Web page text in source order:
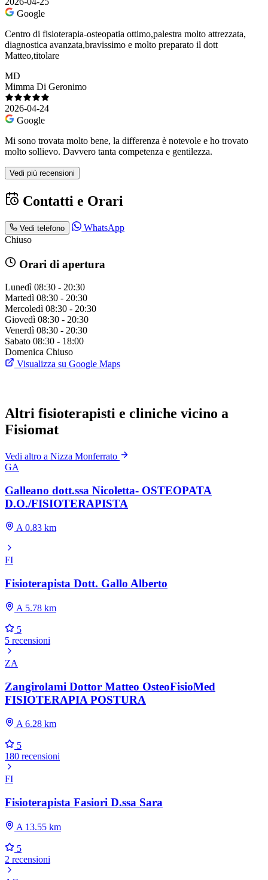
Google
Centro di fisioterapia-osteopatia ottimo,palestra molto attrezzata,
diagnostica avanzata,bravissimo e molto preparato il dott
Matteo,titolare
MD
Mimma Di Geronimo
2026-04-24
Google
Mi sono trovata molto bene, la differenza è notevole e ho trovato
molto sollievo. Davvero tanta competenza e gentilezza.
Vedi più recensioni
Contatti e Orari
Vedi telefono
WhatsApp
Chiuso
Orari di apertura
Lunedì 08:30 - 20:30
Martedì 08:30 - 20:30
Mercoledì 08:30 - 20:30
Giovedì 08:30 - 20:30
Venerdì 08:30 - 20:30
Sabato 08:30 - 18:00
Domenica Chiuso
Visualizza su Google Maps
Altri fisioterapisti e cliniche vicino a
Fisiomat
Vedi altro a Nizza Monferrato
GA
Galleano dott.ssa Nicoletta- OSTEOPATA
D.O./FISIOTERAPISTA
A 0.83 km
FI
Fisioterapista Dott. Gallo Alberto
A 5.78 km
5
5 recensioni
ZA
Zangirolami Dottor Matteo OsteoFisioMed
FISIOTERAPIA POSTURA
A 6.28 km
5
180 recensioni
FI
Fisioterapista Fasiori D.ssa Sara
A 13.55 km
5
2 recensioni